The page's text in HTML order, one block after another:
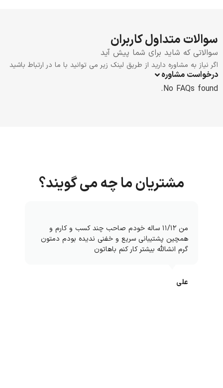
سوالات متداول کاربران
سوالاتی که شاید برای شما پیش آید
اگر نیاز به مشاوره دارید از طریق لینک زیر می توانید با ما در ارتباط باشید
درخواست مشاوره
No FAQs found.
مشتریان ما چه می گویند؟
من ۱۱/۱۲ ساله خودم صاحب چند کسب و کارم و
همچین پشتیبانی سریع و خفنی ندیده بودم دمتون
گرم انشالله بیشتر کار کنم باهاتون
علی